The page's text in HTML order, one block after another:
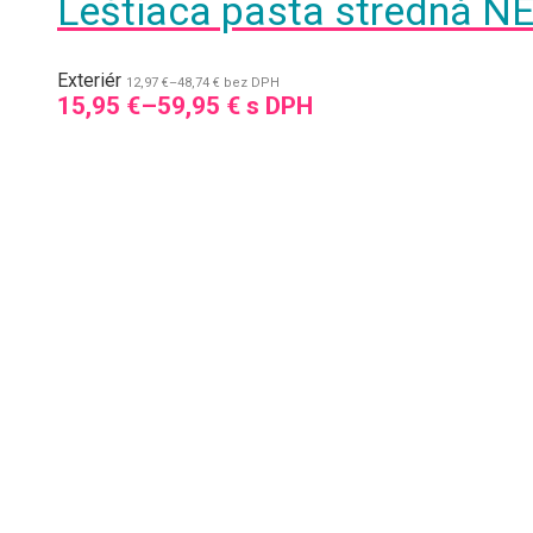
Leštiaca pasta stredná
Exteriér 12,97 €–48,74 € bez DPH
15,95 €–59,95 € s DPH